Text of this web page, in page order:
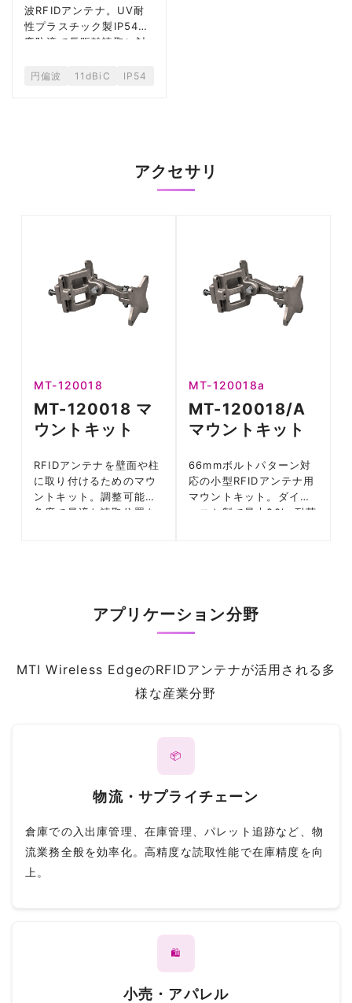
波RFIDアンテナ。UV耐
性プラスチック製IP54防
塵防滴で長距離読取に対
円偏波 11dBiC IP54
アクセサリ
MT-120018
MT-120018 マ
ウントキット
RFIDアンテナを壁面や柱
に取り付けるためのマウ
ントキット。調整可能な
角度で最適な読取位置を
MT-120018a
MT-120018/A
マウントキット
66mmボルトパターン対
応の小型RFIDアンテナ用
マウントキット。ダイキ
ャスト製で最大20kg耐荷
アプリケーション分野
MTI Wireless EdgeのRFIDアンテナが活用される多
様な産業分野
📦
物流・サプライチェーン
倉庫での入出庫管理、在庫管理、パレット追跡など、物
流業務全般を効率化。高精度な読取性能で在庫精度を向
上。
🛍️
小売・アパレル